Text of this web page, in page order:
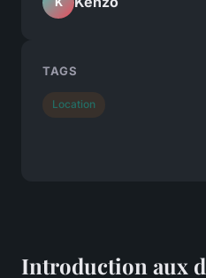
Introduction aux
TAGS
Location